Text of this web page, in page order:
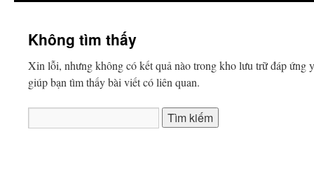
dung
Không tìm thấy
Xin lỗi, nhưng không có kết quả nào trong kho lưu trữ đáp ứng
giúp bạn tìm thấy bài viết có liên quan.
kiếm